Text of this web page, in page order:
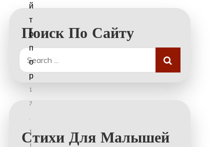
Поиск По Сайту
Search
for:
Стихи Для Малышей
й
т
о
п
о
р
1
7
.
1
1